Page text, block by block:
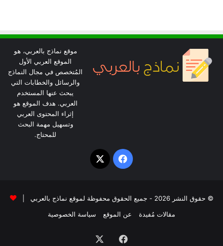
موقع نماذج بالعربي، هو
الموقع العربي الأول
المُتخصص في مجال النماذج
والرسائل والخطابات التي
يبحث عنها المستخدم
العربي. هدف الموقع هو
إثراء المحتوى العربي
وتسهيل مهمة البحث
للمحتاج.
فيسبوك
‫X
© حقوق النشر 2026 - جميع الحقوق محفوظة لموقع نماذج بالعربي |
مقالات مُفيدة
عن الموقع سياسة الخصوصية
فيسبوك